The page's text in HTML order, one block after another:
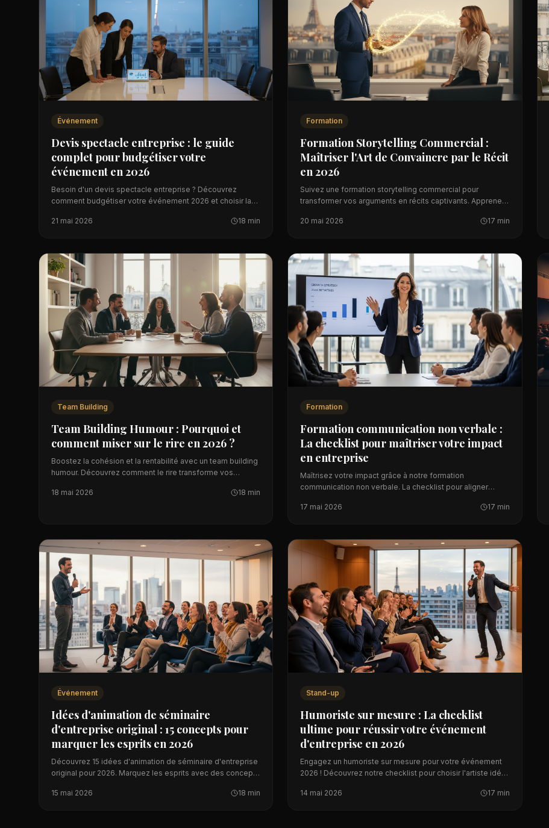
Événement
Devis spectacle entreprise : le guide
complet pour budgétiser votre
événement en 2026
Besoin d'un devis spectacle entreprise ? Découvrez
comment budgétiser votre événement 2026 et choisir la
21 mai 2026
18 min
Formation
Formation Storytelling Commercial :
Maîtriser l'Art de Convaincre par le Récit
en 2026
Suivez une formation storytelling commercial pour
transformer vos arguments en récits captivants. Apprenez
20 mai 2026
17 min
Team Building
Team Building Humour : Pourquoi et
comment miser sur le rire en 2026 ?
Boostez la cohésion et la rentabilité avec un team building
humour. Découvrez comment le rire transforme vos
18 mai 2026
18 min
Formation
Formation communication non verbale :
La checklist pour maîtriser votre impact
en entreprise
Maîtrisez votre impact grâce à notre formation
communication non verbale. La checklist pour aligner
17 mai 2026
17 min
Événement
Idées d'animation de séminaire
d'entreprise original : 15 concepts pour
marquer les esprits en 2026
Découvrez 15 idées d'animation de séminaire d'entreprise
original pour 2026. Marquez les esprits avec des concepts
15 mai 2026
18 min
Stand-up
Humoriste sur mesure : La checklist
ultime pour réussir votre événement
d'entreprise en 2026
Engagez un humoriste sur mesure pour votre événement
2026 ! Découvrez notre checklist pour choisir l'artiste idéal
14 mai 2026
17 min